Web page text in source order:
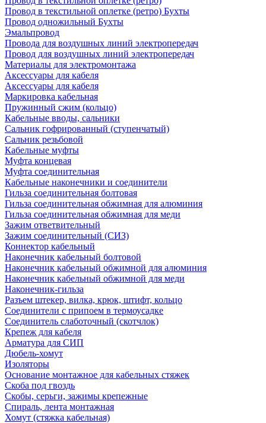
Провод в текстильной оплетке (ретро) Бухты
Провод одножильный Бухты
Эмальпровод
Провода для воздушных линий электропередач
Провод для воздушных линий электропередач
Материалы для электромонтажа
Аксессуары для кабеля
Аксессуары для кабеля
Маркировка кабельная
Пружинный сжим (кольцо)
Кабельные вводы, сальники
Сальник гофрированный (ступенчатый)
Сальник резьбовой
Кабельные муфты
Муфта концевая
Муфта соединительная
Кабельные наконечники и соединители
Гильза соединительная болтовая
Гильза соединительная обжимная для алюминия
Гильза соединительная обжимная для меди
Зажим ответвительный
Зажим соединительный (СИЗ)
Коннектор кабельный
Наконечник кабельный болтовой
Наконечник кабельный обжимной для алюминия
Наконечник кабельный обжимной для меди
Наконечник-гильза
Разъем штекер, вилка, крюк, штифт, кольцо
Соединители с припоем в термоусадке
Соединитель слаботочный (скотчлок)
Крепеж для кабеля
Арматура для СИП
Дюбель-хомут
Изоляторы
Основание монтажное для кабельных стяжек
Скоба под гвоздь
Скобы, серьги, зажимы крепежные
Спираль, лента монтажная
Хомут (стяжка кабельная)